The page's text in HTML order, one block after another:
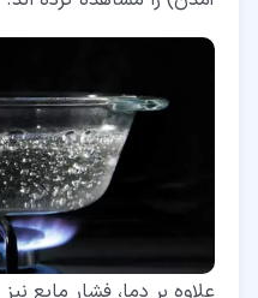
علاوه بر دما، فشار مایع